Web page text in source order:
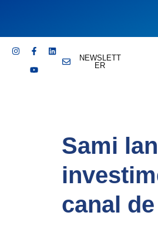
NEWSLETT
ER
Sami
canal